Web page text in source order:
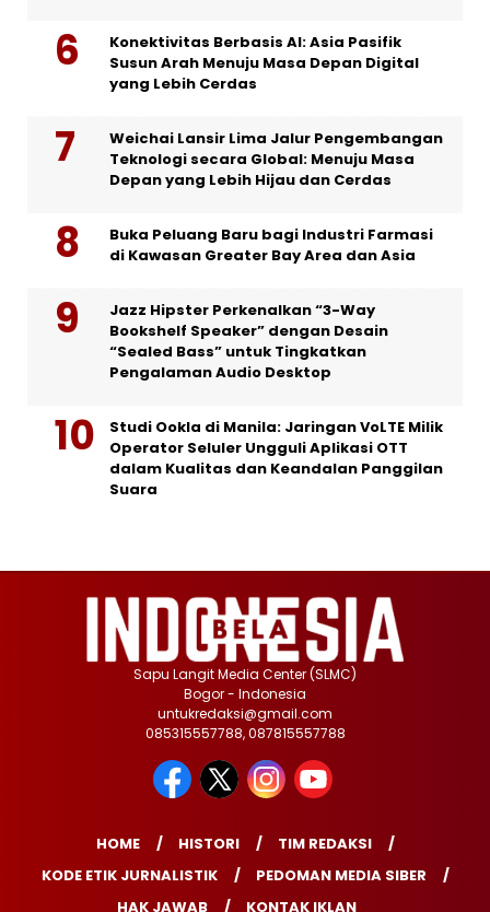
Konektivitas Berbasis AI: Asia Pasifik
Susun Arah Menuju Masa Depan Digital
yang Lebih Cerdas
Weichai Lansir Lima Jalur Pengembangan
Teknologi secara Global: Menuju Masa
Depan yang Lebih Hijau dan Cerdas
Buka Peluang Baru bagi Industri Farmasi
di Kawasan Greater Bay Area dan Asia
Jazz Hipster Perkenalkan “3-Way
Bookshelf Speaker” dengan Desain
“Sealed Bass” untuk Tingkatkan
Pengalaman Audio Desktop
Studi Ookla di Manila: Jaringan VoLTE Milik
Operator Seluler Ungguli Aplikasi OTT
dalam Kualitas dan Keandalan Panggilan
Suara
Sapu Langit Media Center (SLMC)
Bogor - Indonesia
untukredaksi@gmail.com
085315557788, 087815557788
HOME HISTORI
TIM REDAKSI
KODE ETIK JURNALISTIK
PEDOMAN MEDIA SIBER
HAK JAWAB
KONTAK IKLAN